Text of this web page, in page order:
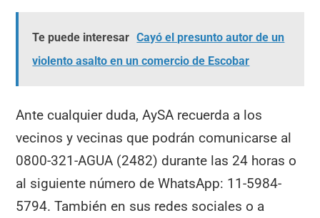
Te puede interesar Cayó el presunto autor de un
violento asalto en un comercio de Escobar
Ante cualquier duda, AySA recuerda a los
vecinos y vecinas que podrán comunicarse al
0800-321-AGUA (2482) durante las 24 horas o
al siguiente número de WhatsApp: 11-5984-
5794. También en sus redes sociales o a